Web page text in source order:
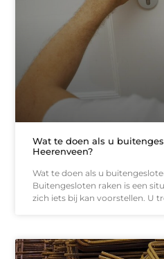
Wat te doen als u
Heerenveen?
Wat te doen als u
Buitengesloten raken is een
zich iets bij kan voorstellen. U